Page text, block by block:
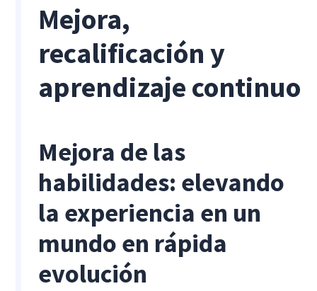
Mejora,
recalificación y
aprendizaje continuo
Mejora de las
habilidades: elevando
la experiencia en un
mundo en rápida
evolución